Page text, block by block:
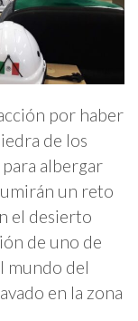
por haber
de los
albergar
un reto
el desierto
de uno de
mundo del
en la zona